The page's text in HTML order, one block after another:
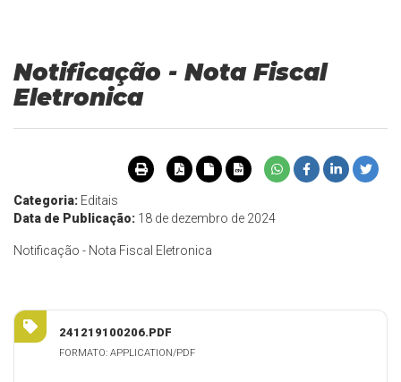
Notificação - Nota Fiscal
Eletronica
Categoria: Editais
Data de Publicação: 18 de dezembro de 2024
Notificação - Nota Fiscal Eletronica
241219100206.PDF
FORMATO: APPLICATION/PDF